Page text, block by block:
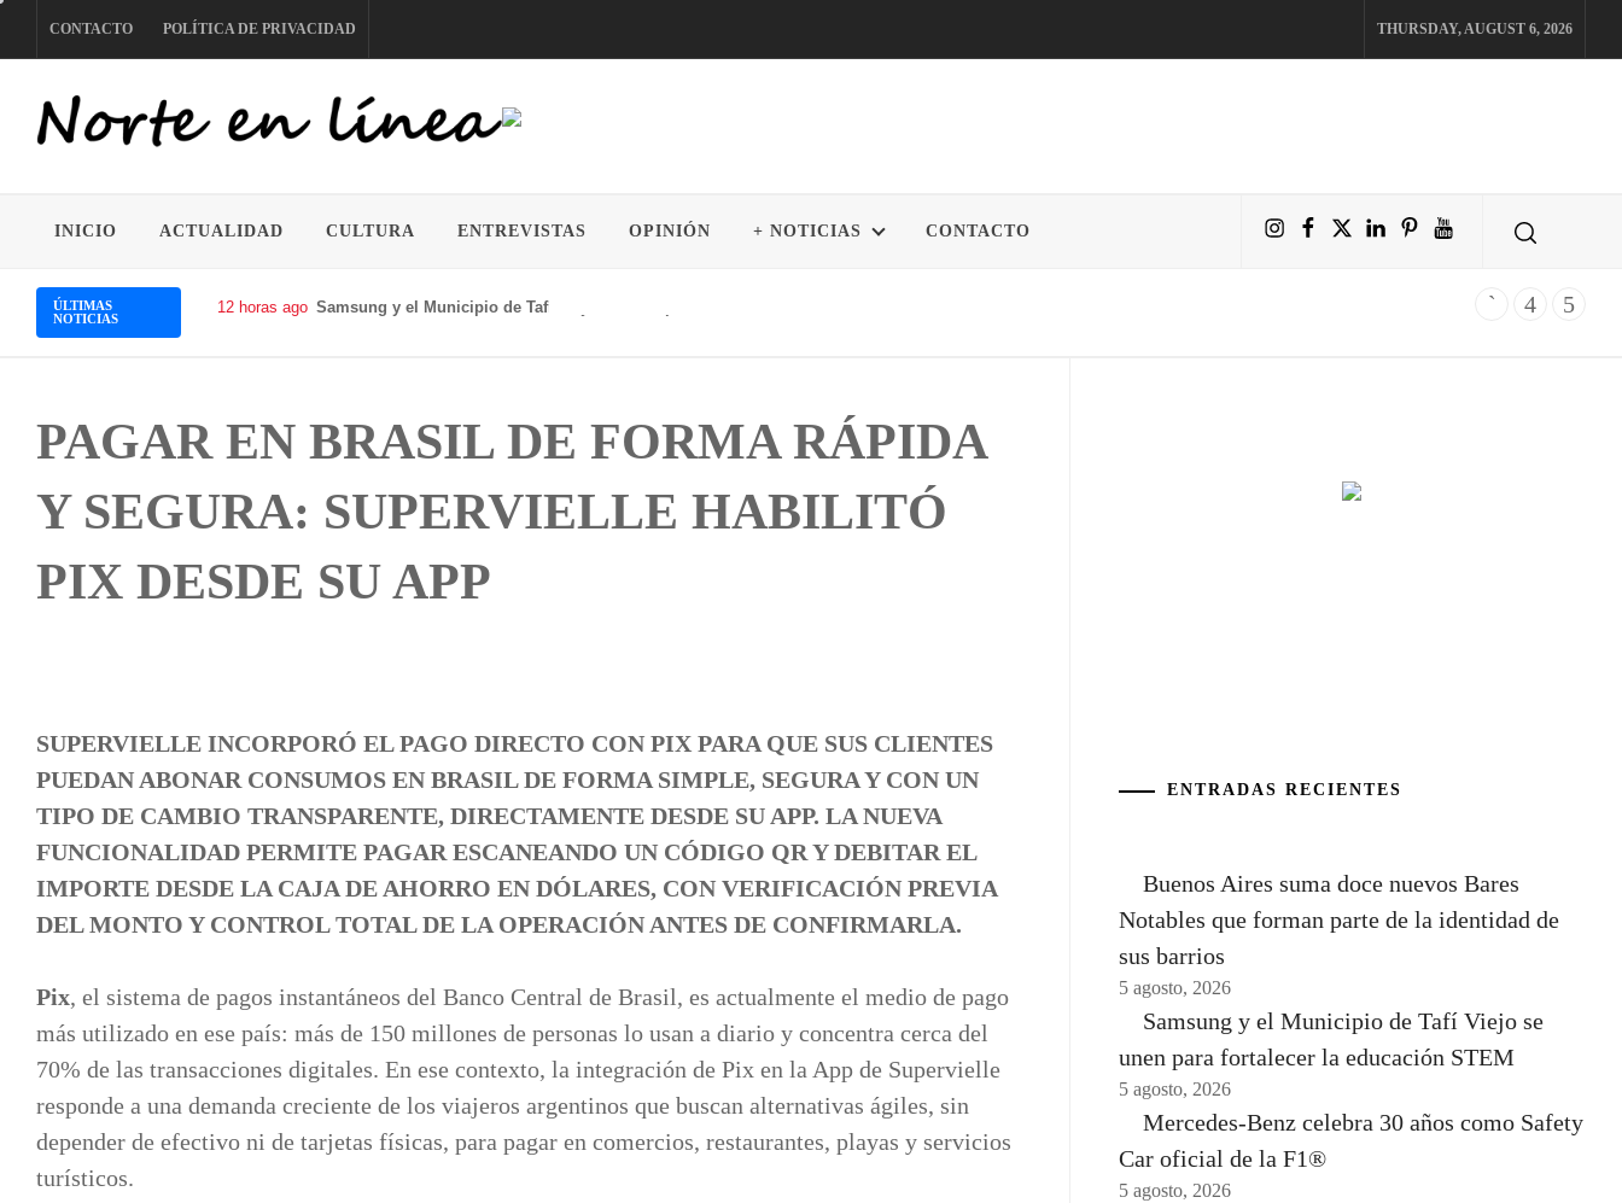
to
CONTACTO POLÍTICA DE PRIVACIDAD THURSDAY, AUGUST 6, 2026
INICIO ACTUALIDAD CULTURA ENTREVISTAS OPINIÓN + NOTICIAS CONTACTO InstagramFacebook
X LinkedInPinterestYouTube
ÚLTIMAS
NOTICIAS
12 horas ago Samsung y el Municipio de Tafí Viejo se unen para fortalecer la educación STEM
PAGAR EN BRASIL DE FORMA RÁPIDA
Y SEGURA: SUPERVIELLE HABILITÓ
PIX DESDE SU APP
SUPERVIELLE INCORPORÓ EL PAGO DIRECTO CON PIX PARA QUE SUS CLIENTES
PUEDAN ABONAR CONSUMOS EN BRASIL DE FORMA SIMPLE, SEGURA Y CON UN
TIPO DE CAMBIO TRANSPARENTE, DIRECTAMENTE DESDE SU APP. LA NUEVA
FUNCIONALIDAD PERMITE PAGAR ESCANEANDO UN CÓDIGO QR Y DEBITAR EL
IMPORTE DESDE LA CAJA DE AHORRO EN DÓLARES, CON VERIFICACIÓN PREVIA
DEL MONTO Y CONTROL TOTAL DE LA OPERACIÓN ANTES DE CONFIRMARLA.
Pix, el sistema de pagos instantáneos del Banco Central de Brasil, es actualmente el medio de pago
más utilizado en ese país: más de 150 millones de personas lo usan a diario y concentra cerca del
70% de las transacciones digitales. En ese contexto, la integración de Pix en la App de Supervielle
responde a una demanda creciente de los viajeros argentinos que buscan alternativas ágiles, sin
depender de efectivo ni de tarjetas físicas, para pagar en comercios, restaurantes, playas y servicios
turísticos.
ENTRADAS RECIENTES
Buenos Aires suma doce nuevos Bares
Notables que forman parte de la identidad de
sus barrios
5 agosto, 2026
Samsung y el Municipio de Tafí Viejo se
unen para fortalecer la educación STEM
5 agosto, 2026
Mercedes-Benz celebra 30 años como Safety
Car oficial de la F1®
5 agosto, 2026